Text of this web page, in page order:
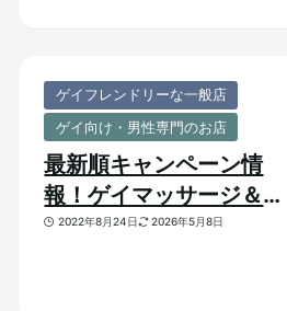
ゲイフレンドリーな一般店
ゲイ向け・男性専門のお店
最新順キャンペーン情
報！ゲイマッサージ＆メ
ンズ向けサロンのお得割
2022年8月24日 2026年5月8日